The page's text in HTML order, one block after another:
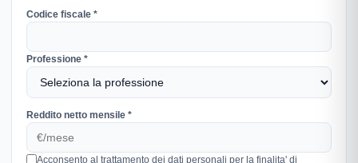
Codice fiscale *
Professione *
Reddito netto mensile *
Acconsento al trattamento dei dati personali per la finalita' di